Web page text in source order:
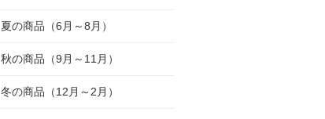
夏の商品（6月～8月）
秋の商品（9月～11月）
冬の商品（12月～2月）